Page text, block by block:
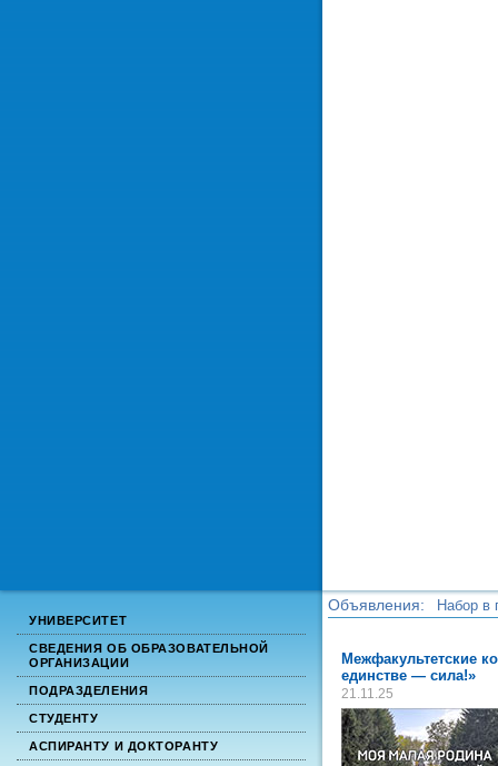
УНИВЕРСИТЕТ
СВЕДЕНИЯ ОБ ОБРАЗОВАТЕЛЬНОЙ
ОРГАНИЗАЦИИ
ПОДРАЗДЕЛЕНИЯ
СТУДЕНТУ
АСПИРАНТУ И ДОКТОРАНТУ
Объявления:
Набор в
Межфакультетские
единстве — сила!»
21.11.25